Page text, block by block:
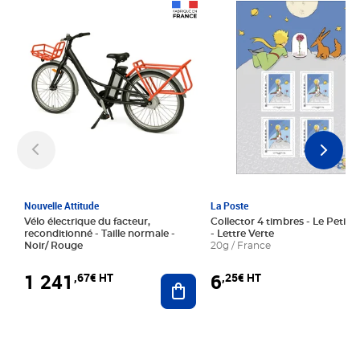
Nouvelle Attitude
Vélo électrique du facteur,
reconditionné - Taille normale -
Noir/ Rouge
1 241 ,67€ HT Ajouter au panier
La Poste
Collector 4 timbres - Le Petit
- Lettre Verte
20g / France
6,25€ HT
Prix 6,25€ HT